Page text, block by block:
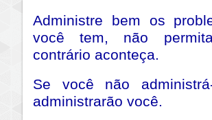
Administre bem os
você tem, não
contrário aconteça.
Se você não
administrarão você.